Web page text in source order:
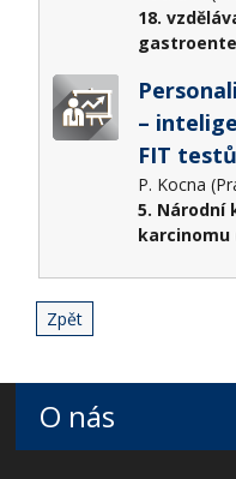
18.
–
FIT testů
P. Kocna
5. Národní
karcinomu
Zpět
O nás